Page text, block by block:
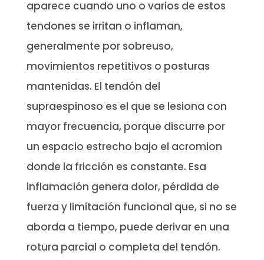
aparece cuando uno o varios de estos
tendones se irritan o inflaman,
generalmente por sobreuso,
movimientos repetitivos o posturas
mantenidas. El tendón del
supraespinoso es el que se lesiona con
mayor frecuencia, porque discurre por
un espacio estrecho bajo el acromion
donde la fricción es constante. Esa
inflamación genera dolor, pérdida de
fuerza y limitación funcional que, si no se
aborda a tiempo, puede derivar en una
rotura parcial o completa del tendón.